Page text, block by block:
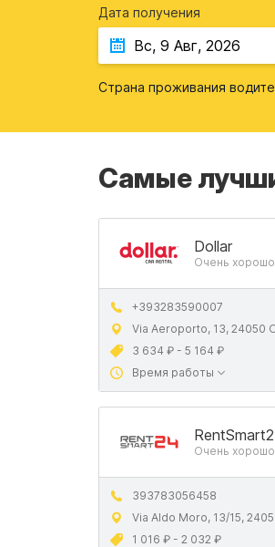
Дата получения
Страна проживания
Самые
Dollar
Очень
+393283590007
Via Aeroporto, 13, 24050
3 634 ₽ - 5 164 ₽
Время работы
Очень
393783056458
Via Aldo Moro, 13/15,
1 016 ₽ - 2 032 ₽